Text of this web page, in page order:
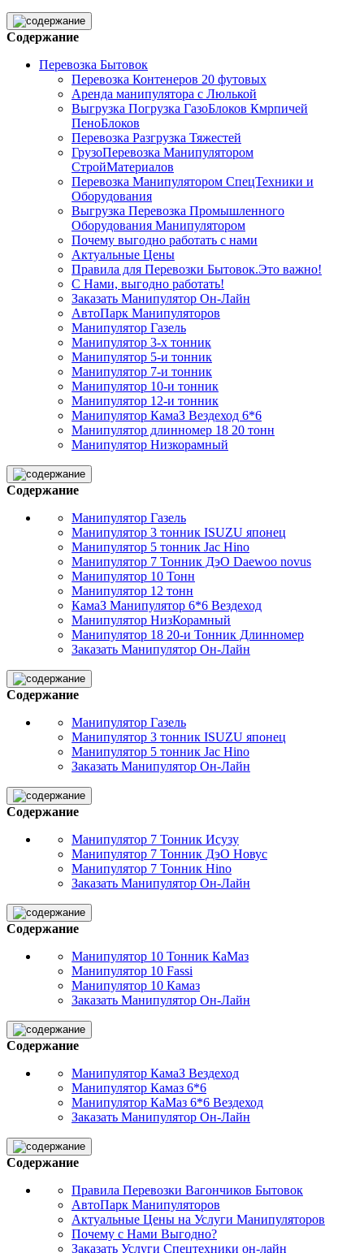
Содержание
Перевозка Бытовок
Перевозка Контенеров 20 футовых
Аренда манипулятора с Люлькой
Выгрузка Погрузка ГазоБлоков Кмрпичей
ПеноБлоков
Перевозка Разгрузка Тяжестей
ГрузоПеревозка Манипулятором
СтройМатериалов
Перевозка Манипулятором СпецТехники и
Оборудования
Выгрузка Перевозка Промышленного
Оборудования Манипулятором
Почему выгодно работать с нами
Актуальные Цены
Правила для Перевозки Бытовок.Это важно!
С Нами, выгодно работать!
Заказать Манипулятор Он-Лайн
АвтоПарк Манипуляторов
Манипулятор Газель
Манипулятор 3-х тонник
Манипулятор 5-и тонник
Манипулятор 7-и тонник
Манипулятор 10-и тонник
Манипулятор 12-и тонник
Манипулятор КамаЗ Вездеход 6*6
Манипулятор длинномер 18 20 тонн
Манипулятор Низкорамный
Содержание
Манипулятор Газель
Манипулятор 3 тонник ISUZU японец
Манипулятор 5 тонник Jac Hino
Манипулятор 7 Тонник ДэО Daewoo novus
Манипулятор 10 Тонн
Манипулятор 12 тонн
КамаЗ Манипулятор 6*6 Вездеход
Манипулятор НизКорамный
Манипулятор 18 20-и Тонник Длинномер
Заказать Манипулятор Он-Лайн
Содержание
Манипулятор Газель
Манипулятор 3 тонник ISUZU японец
Манипулятор 5 тонник Jac Hino
Заказать Манипулятор Он-Лайн
Содержание
Манипулятор 7 Тонник Исузу
Манипулятор 7 Тонник ДэО Новус
Манипулятор 7 Тонник Hino
Заказать Манипулятор Он-Лайн
Содержание
Манипулятор 10 Тонник КаМаз
Манипулятор 10 Fassi
Манипулятор 10 Камаз
Заказать Манипулятор Он-Лайн
Содержание
Манипулятор КамаЗ Вездеход
Манипулятор Камаз 6*6
Манипулятор КаМаз 6*6 Вездеход
Заказать Манипулятор Он-Лайн
Содержание
Правила Перевозки Вагончиков Бытовок
АвтоПарк Манипуляторов
Актуальные Цены на Услуги Манипуляторов
Почему с Нами Выгодно?
Заказать Услуги Спецтехники он-лайн